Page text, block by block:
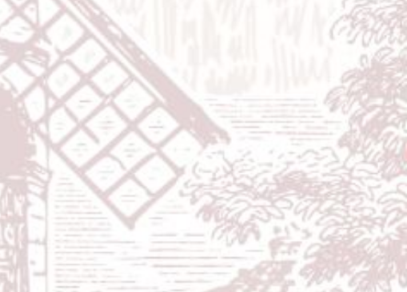
Bride & Groom
Assalamualaikum wr. wb.
Dengan memohon Rahmat dan Ridho Allah SWT yang telah
menciptakan makhluk-Nya secara berpasang-pasangan
Kami bermaksud menyelenggarakan pernikahan kami